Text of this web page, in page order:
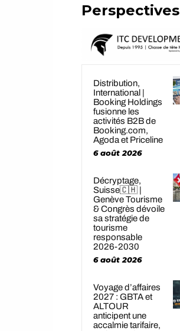
Perspectives
Distribution,
International |
Booking Holdings
fusionne les
activités B2B de
Booking.com,
Agoda et Priceline
6 août 2026
Décryptage,
Suisse🇨🇭 |
Genève Tourisme
& Congrès dévoile
sa stratégie de
tourisme
responsable
2026-2030
6 août 2026
Voyage d’affaires
2027 : GBTA et
ALTOUR
anticipent une
accalmie tarifaire,